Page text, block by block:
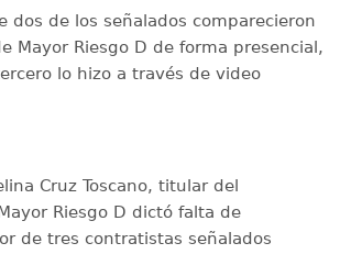
dos de los señalados comparecieron
Mayor Riesgo D de forma presencial,
lo hizo a través de video
Cruz Toscano, titular del
Riesgo D dictó falta de
de tres contratistas señalados